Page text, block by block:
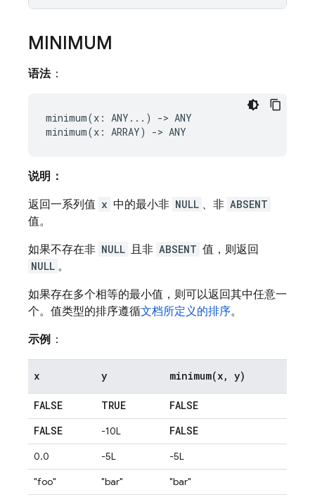
MINIMUM
语法：
minimum(x: ANY...) -> ANY
说明：
返回一系列值 x 中的最小非 NULL 、非 ABSENT
值。
如果不存在非 NULL 且非 ABSENT 值，则返回
NULL 。
如果存在多个相等的最小值，则可以返回其中任意一
个。值类型的排序遵循文档所定义的排序。
示例 ：
x y minimum(x, y)
FALSE TRUE
FALSE
FALSE
-10L FALSE
0.0 -5L
-5L
"foo"
"bar"
"bar"